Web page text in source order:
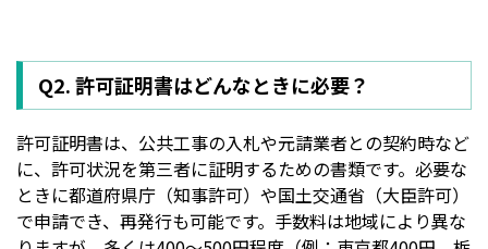
Q2. 許可証明書はどんなときに必要？
許可証明書は、公共工事の入札や元請業者との契約時など
に、許可状況を第三者に証明するための書類です。必要な
ときに都道府県庁（知事許可）や国土交通省（大臣許可）
で申請でき、再発行も可能です。手数料は地域により異な